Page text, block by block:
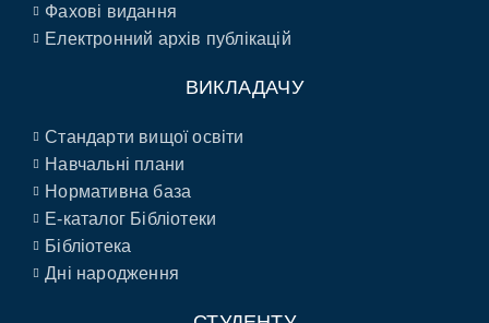
Фахові видання
Електронний архів публікацій
ВИКЛАДАЧУ
Стандарти вищої освіти
Навчальні плани
Нормативна база
E-каталог Бібліотеки
Бібліотека
Дні народження